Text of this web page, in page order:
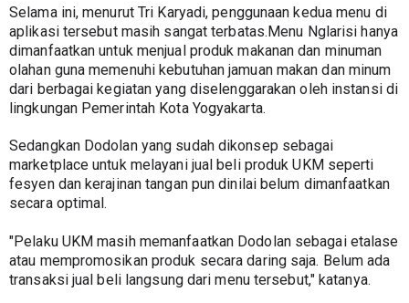
Selama ini, menurut Tri Karyadi, penggunaan kedua menu di
aplikasi tersebut masih sangat terbatas.Menu Nglarisi hanya
dimanfaatkan untuk menjual produk makanan dan minuman
olahan guna memenuhi kebutuhan jamuan makan dan minum
dari berbagai kegiatan yang diselenggarakan oleh instansi di
lingkungan Pemerintah Kota Yogyakarta.
Sedangkan Dodolan yang sudah dikonsep sebagai
marketplace untuk melayani jual beli produk UKM seperti
fesyen dan kerajinan tangan pun dinilai belum dimanfaatkan
secara optimal.
"Pelaku UKM masih memanfaatkan Dodolan sebagai etalase
atau mempromosikan produk secara daring saja. Belum ada
transaksi jual beli langsung dari menu tersebut," katanya.